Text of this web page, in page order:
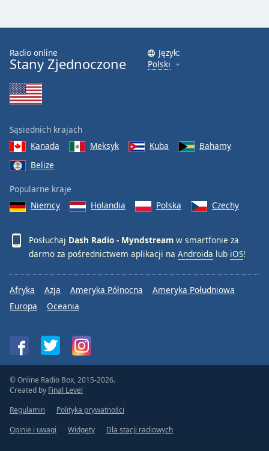
Dialog
dialog
window.
Radio online
Stany Zjednoczone
Język:
Polski
Sąsiednich krajach
Kanada
Meksyk Kuba
Bahamy
Belize
Popularne kraje
Niemcy
Holandia Polska Czechy
Posłuchaj Dash Radio - Myndstream w smartfonie za
darmo za pośrednictwem aplikacji na Androida lub iOS!
Afryka Azja Ameryka Północna
Ameryka Południowa
Europa
Oceania
© Online Radio Box, 2015-2026.
Created by Final Level
Regulamin
Polityka prywatności
Opinie i uwagi
Widgety Dla stacji radiowych